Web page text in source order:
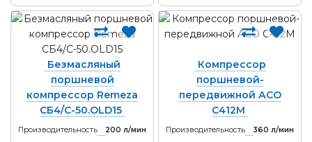
Безмасляный
поршневой
компрессор Remeza
СБ4/C-50.OLD15
Производительность
200 л/мин
Компрессор
поршневой-
передвижной АСО
С412М
Производительность
360 л/мин